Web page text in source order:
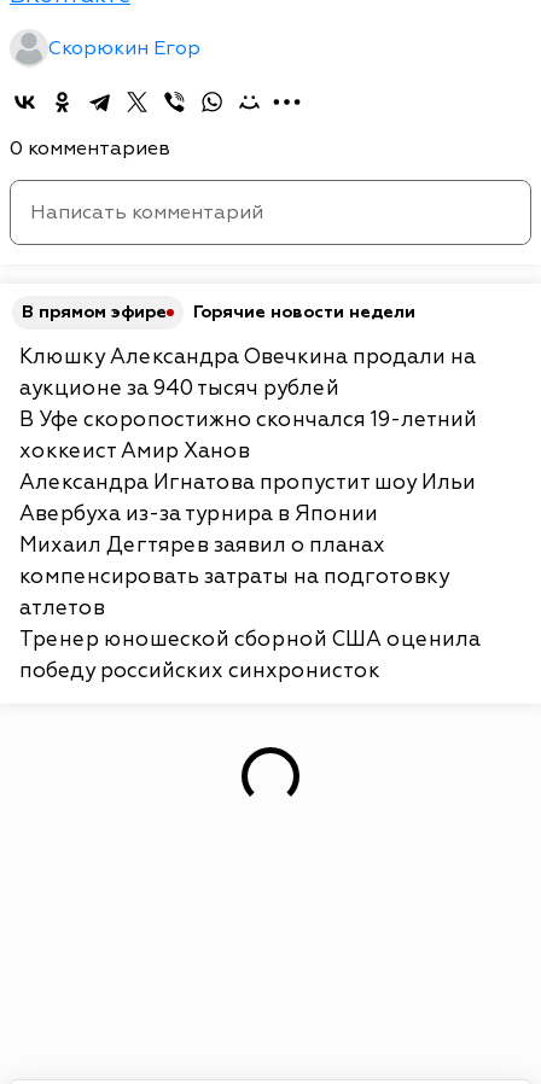
Скорюкин Егор
0 комментариев
В прямом эфире Горячие новости недели
Клюшку Александра Овечкина продали на
аукционе за 940 тысяч рублей
В Уфе скоропостижно скончался 19-летний
хоккеист Амир Ханов
Александра Игнатова пропустит шоу Ильи
Авербуха из-за турнира в Японии
Михаил Дегтярев заявил о планах
компенсировать затраты на подготовку
атлетов
Тренер юношеской сборной США оценила
победу российских синхронисток